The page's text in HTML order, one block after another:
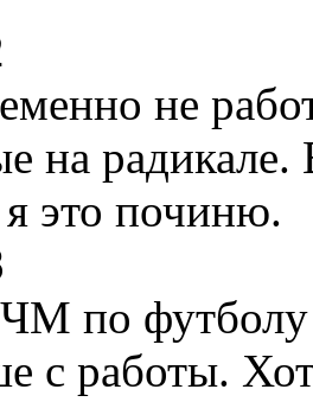
не
на радикале.
это починю.
по футболу
с работы.